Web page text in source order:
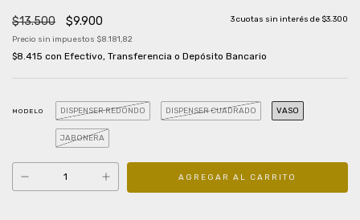
$13.500 $9.900 3cuotas sin interés de $3.300
Precio sin impuestos $8.181,82
$8.415 con Efectivo, Transferencia o Depósito Bancario
MODELO DISPENSER REDONDO DISPENSER CUADRADO VASO
JABONERA